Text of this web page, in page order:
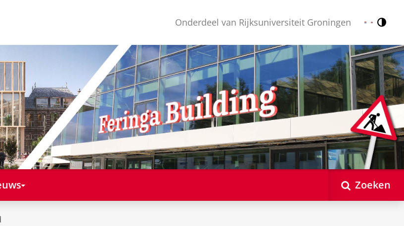
Onderdeel van Rijksuniversiteit Groningen Nederlands
English
Zoeken